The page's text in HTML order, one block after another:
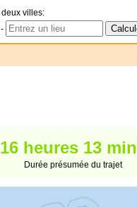
villes:
-
16 heures 13
Durée présumée du trajet